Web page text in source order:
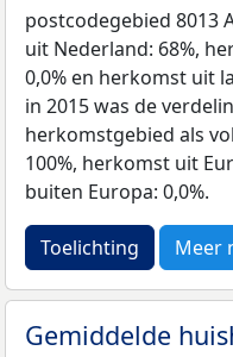
postcodegebied 8013
uit Nederland: 68%,
0,0% en herkomst uit
in 2015 was de
herkomstgebied als
100%, herkomst uit
buiten Europa: 0,0%.
Toelichting Meer
Gemiddelde